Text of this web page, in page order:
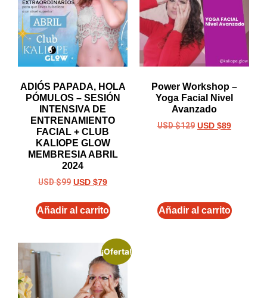
ADIÓS PAPADA, HOLA
PÓMULOS – SESIÓN
INTENSIVA DE
ENTRENAMIENTO
FACIAL + CLUB
KALIOPE GLOW
MEMBRESIA ABRIL
2024
USD $99 USD $79
Añadir al carrito
Power Workshop –
Yoga Facial Nivel
Avanzado
USD $129 USD $89
Añadir al carrito
¡Oferta!